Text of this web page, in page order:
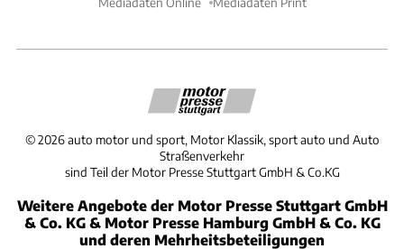
©2026 auto motor und sport, Motor Klassik, sport auto und Auto
Straßenverkehr
sind Teil der Motor Presse Stuttgart GmbH & Co.KG
Weitere Angebote der Motor Presse Stuttgart GmbH
& Co. KG & Motor Presse Hamburg GmbH & Co. KG
und deren Mehrheitsbeteiligungen